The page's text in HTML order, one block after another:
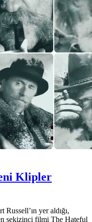
Klipler
yer aldığı,
sekizinci filmi The Hateful